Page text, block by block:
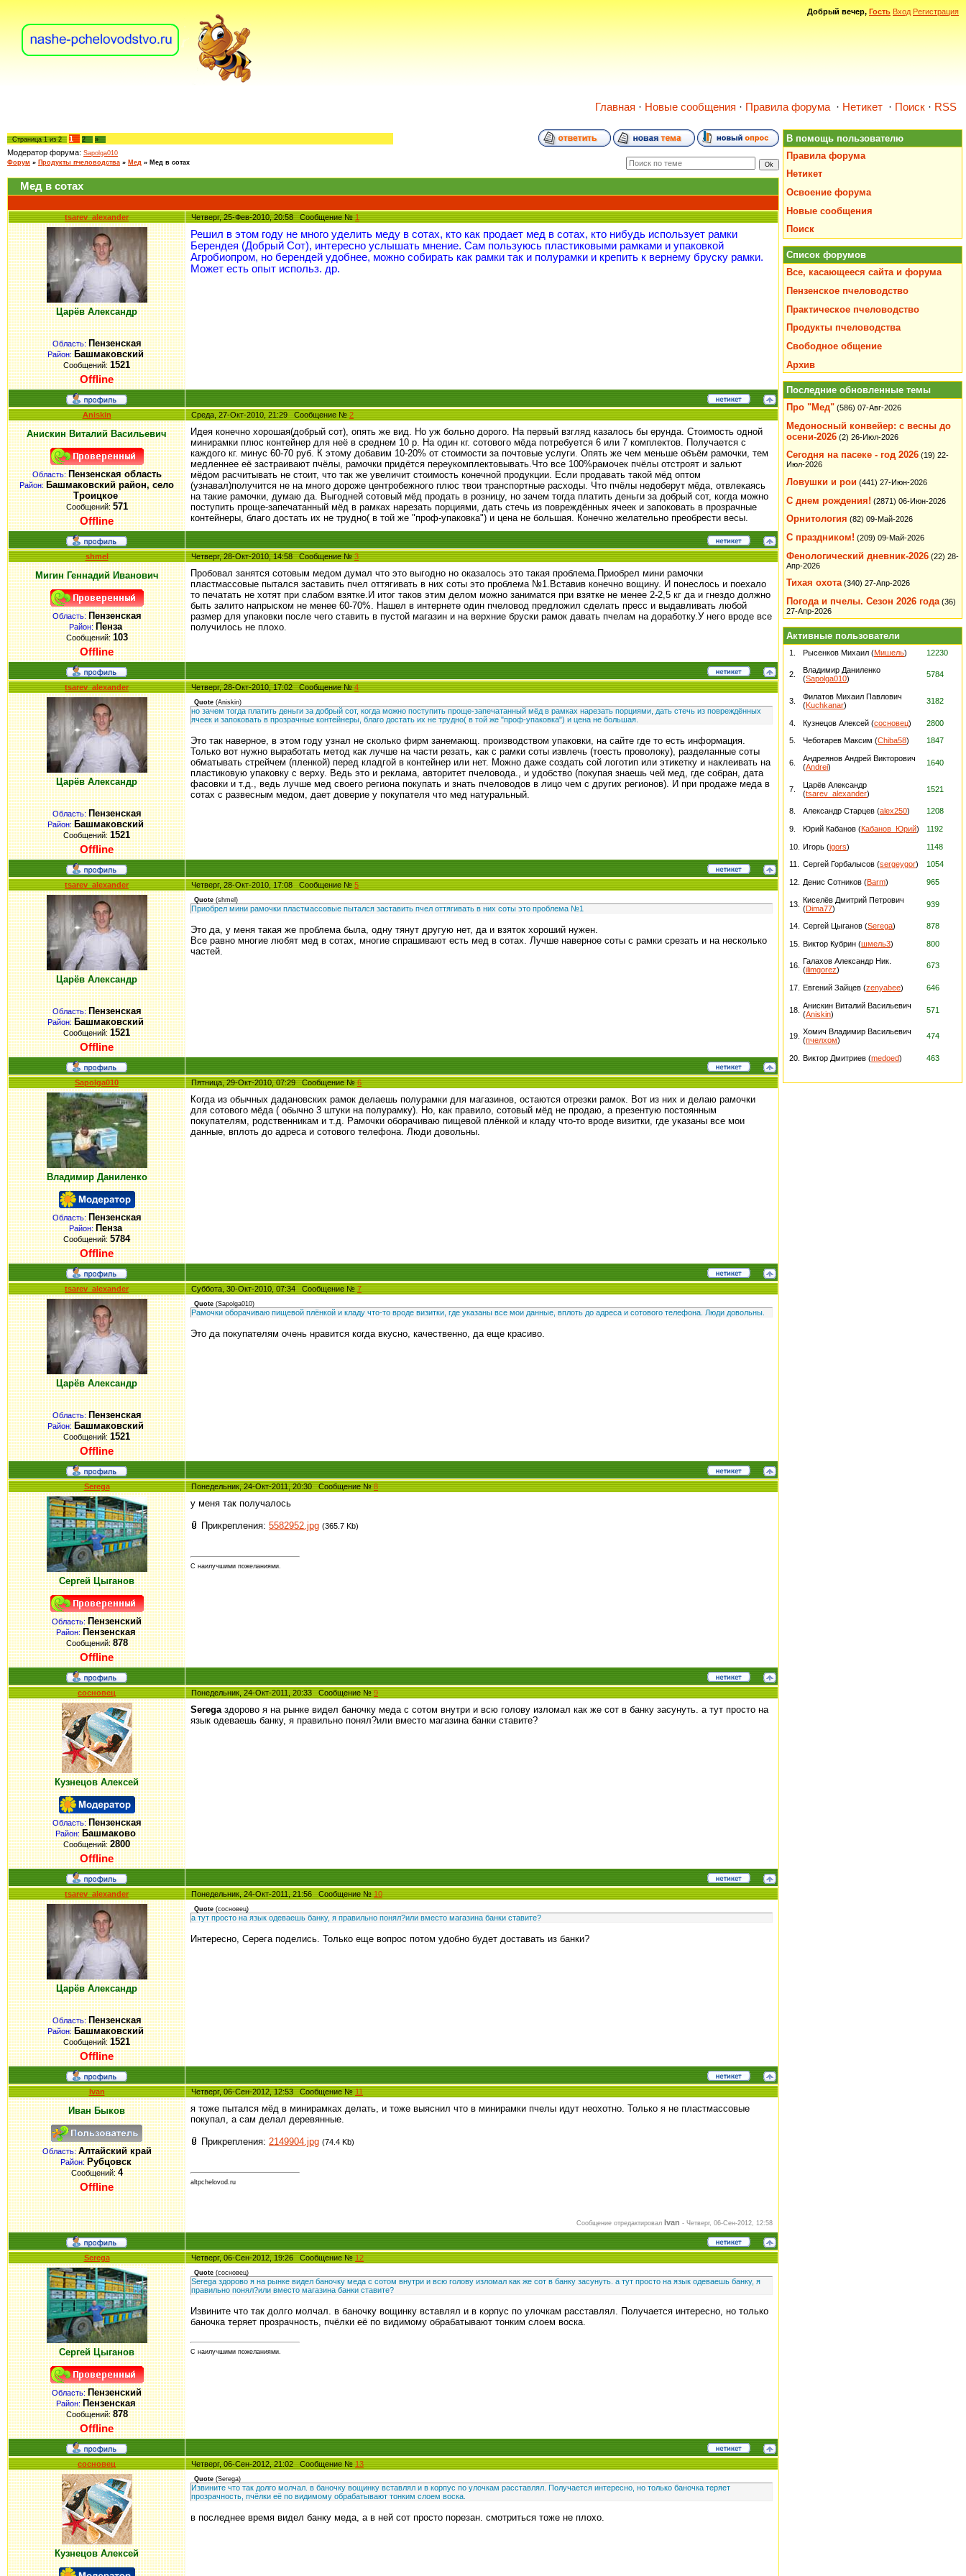
Добрый вечер, Гость Вход Регистрация
Главная · Новые сообщения · Правила форума · Нетикет · Поиск · RSS
Страница1из2 1 2 »
Модератор форума: Sapolga010
Форум » Продукты пчеловодства » Мед » Мед в сотах
Мед в сотах
tsarev_alexander Четверг, 25-Фев-2010, 20:58 Сообщение № 1
Царёв Александр
Область:Пензенская
Район: Башмаковский
Сообщений:1521
Offline
Решил в этом году не много уделить меду в сотах, кто как продает мед в сотах, кто нибудь использует рамки
Берендея (Добрый Сот), интересно услышать мнение. Сам пользуюсь пластиковыми рамками и упаковкой
Агробиопром, но берендей удобнее, можно собирать как рамки так и полурамки и крепить к вернему бруску рамки.
Может есть опыт использ. др.
Aniskin Среда, 27-Окт-2010, 21:29 Сообщение № 2
Анискин Виталий Васильевич
Область:Пензенская область
Район: Башмаковский район, село
Троицкое
Сообщений:571
Offline
Идея конечно хорошая(добрый сот), опять же вид. Но уж больно дорого. На первый взгляд казалось бы ерунда. Стоимость одной
минирамки плюс контейнер для неё в среднем 10 р. На один кг. сотового мёда потребуется 6 или 7 комплектов. Получается с
каждого кг. минус 60-70 руб. К этому добавим 10-20% от стоимости за почтовые услуги. Опять же чем меньше объём рамочки, тем
медленнее её застраивают пчёлы, рамочки придётся переукомплектовывать.Что все 100%рамочек пчёлы отстроят и зальют
мёдом расчитывать не стоит, что так же увеличит стоимость конечной продукции. Если продавать такой мёд оптом
(узнавал)получится не на много дороже центробежного плюс твои транспортные расходы. Что пчёлы недоберут мёда, отвлекаясь
на такие рамочки, думаю да. Выгодней сотовый мёд продать в розницу, но зачем тогда платить деньги за добрый сот, когда можно
поступить проще-запечатанный мёд в рамках нарезать порциями, дать стечь из повреждённых ячеек и запоковать в прозрачные
контейнеры, благо достать их не трудно( в той же "проф-упаковка") и цена не большая. Конечно желательно преобрести весы.
shmel Четверг, 28-Окт-2010, 14:58 Сообщение №3
Мигин Геннадий Иванович
Область:Пензенская
Район: Пенза
Сообщений:103
Offline
Пробовал занятся сотовым медом думал что это выгодно но оказалось это такая проблема.Приобрел мини рамочки
пластмассовые пытался заставить пчел оттягивать в них соты это проблема №1.Вставив конечно вощину. И понеслось и поехало
то печатать не хотят при слабом взятке.И итог таков этим делом можно заниматся при взятке не менее 2-2,5 кг да и гнездо должно
быть залито напрыском не менее 60-70%. Нашел в интернете один пчеловод предложил сделать пресс и выдавливать любой
размер для упаковки после чего ставить в пустой магазин и на верхние бруски рамок давать пчелам на доработку.У него вроде все
получилось не плохо.
tsarev_alexander Четверг, 28-Окт-2010, 17:02 Сообщение №4
Царёв Александр
Область:Пензенская
Район: Башмаковский
Сообщений:1521
Offline
Quote (Aniskin)
но зачем тогда платить деньги за добрый сот, когда можно поступить проще-запечатанный мёд в рамках нарезать порциями, дать стечь из повреждённых
ячеек и запоковать в прозрачные контейнеры, благо достать их не трудно( в той же "проф-упаковка") и цена не большая.
Это так наверное, в этом году узнал не сколько фирм занемающ. производством упаковки, на сайте где то есть информация.
Только вот нужно выработать метод как лучше на части резать, как с рамки соты извлечь (тоесть проволоку), разделанные соты
обматывать стрейчем (пленкой) перед кладгой в контейнер или нет. Можно даже создать сой логотип или этикетку и наклеивать на
пластиковую упаковку с верху. Ведь это и реклама, авторитет пчеловода., и удобство (покупая знаешь чей мед, где собран, дата
фасовки и т.д., ведь лучше мед своего региона покупать и знать пчеловодов в лицо чем с других регионов). И при продаже меда в
сотах с развесным медом, дает доверие у покупателя что мед натуральный.
tsarev_alexander Четверг, 28-Окт-2010, 17:08 Сообщение №5
Царёв Александр
Область:Пензенская
Район: Башмаковский
Сообщений:1521
Offline
Quote (shmel )
Приобрел мини рамочки пластмассовые пытался заставить пчел оттягивать в них соты это проблема №1
Это да, у меня такая же проблема была, одну тянут другую нет, да и взяток хороший нужен.
Все равно многие любят мед в сотах, многие спрашивают есть мед в сотах. Лучше наверное соты с рамки срезать и на несколько
частей.
Sapolga010 Пятница, 29-Окт-2010, 07:29 Сообщение №6
Владимир Даниленко
Область:Пензенская
Район: Пенза
Сообщений:5784
Offline
Когда из обычных дадановских рамок делаешь полурамки для магазинов, остаются отрезки рамок. Вот из них и делаю рамочки
для сотового мёда ( обычно 3 штуки на полурамку). Но, как правило, сотовый мёд не продаю, а презентую постоянным
покупателям, родственникам и т.д. Рамочки оборачиваю пищевой плёнкой и кладу что-то вроде визитки, где указаны все мои
данные, вплоть до адреса и сотового телефона. Люди довольны.
tsarev_alexander Суббота, 30-Окт-2010, 07:34 Сообщение №7
Царёв Александр
Область:Пензенская
Район: Башмаковский
Сообщений:1521
Offline
Quote (Sapolga010)
Рамочки оборачиваю пищевой плёнкой и кладу что-то вроде визитки, где указаны все мои данные, вплоть до адреса и сотового телефона. Люди довольны.
Это да покупателям очень нравится когда вкусно, качественно, да еще красиво.
Serega Понедельник, 24-Окт-2011, 20:30 Сообщение №8
Сергей Цыганов
Область:Пензенский
Район: Пензенская
Сообщений:878
Offline
у меня так получалось
Прикрепления: 5582952.jpg (365.7 Kb)
С наилучшими пожеланиями.
сосновец Понедельник, 24-Окт-2011, 20:33 Сообщение №9
Кузнецов Алексей
Область:Пензенская
Район: Башмаково
Сообщений:2800
Offline
Seregaздорово я на рынке видел баночку меда с сотом внутри и всю голову изломал как же сот в банку засунуть. а тут просто на
язык одеваешь банку, я правильно понял?или вместо магазина банки ставите?
tsarev_alexander Понедельник, 24-Окт-2011, 21:56 Сообщение №10
Царёв Александр
Область:Пензенская
Район: Башмаковский
Сообщений:1521
Offline
Quote (сосновец)
а тут просто на язык одеваешь банку, я правильно понял?или вместо магазина банки ставите?
Интересно, Серега поделись. Только еще вопрос потом удобно будет доставать из банки?
Ivan Четверг, 06-Сен-2012, 12:53 Сообщение №11
Иван Быков
Область:Алтайский край
Район: Рубцовск
Сообщений:4
Offline
я тоже пытался мёд в минирамках делать, и тоже выяснил что в минирамки пчелы идут неохотно. Только я не пластмассовые
покупал, а сам делал деревянные.
Прикрепления: 2149904.jpg (74.4 Kb)
altpchelovod.ru
Сообщение отредактировал Ivan - Четверг, 06-Сен-2012, 12:58
Serega Четверг, 06-Сен-2012, 19:26 Сообщение №12
Сергей Цыганов
Область:Пензенский
Район: Пензенская
Сообщений:878
Offline
Quote (сосновец)
Serega здорово я на рынке видел баночку меда с сотом внутри и всю голову изломал как же сот в банку засунуть. а тут просто на язык одеваешь банку, я
правильно понял?или вместо магазина банки ставите?
Извините что так долго молчал. в баночку вощинку вставлял и в корпус по улочкам расставлял. Получается интересно, но только
баночка теряет прозрачность, пчёлки её по видимому обрабатывают тонким слоем воска.
С наилучшими пожеланиями.
сосновец Четверг, 06-Сен-2012, 21:02 Сообщение №13
Кузнецов Алексей
Quote (Serega)
Извините что так долго молчал. в баночку вощинку вставлял и в корпус по улочкам расставлял. Получается интересно, но только баночка теряет
прозрачность, пчёлки её по видимому обрабатывают тонким слоем воска.
в последнее время видел банку меда, а в ней сот просто порезан. смотриться тоже не плохо.
В помощь пользователю
Правила форума
Нетикет
Освоение форума
Новые сообщения
Поиск
Список форумов
Все, касающееся сайта и форума
Пензенское пчеловодство
Практическое пчеловодство
Продукты пчеловодства
Свободное общение
Архив
Последние обновленные темы
Про "Мед" (586) 07-Авг-2026
Медоносный конвейер: с весны до
осени-2026 (2) 26-Июл-2026
Сегодня на пасеке - год 2026 (19) 22-
Июл-2026
Ловушки и рои (441) 27-Июн-2026
С днем рождения! (2871) 06-Июн-2026
Орнитология (82) 09-Май-2026
С праздником! (209) 09-Май-2026
Фенологический дневник-2026 (22) 28-
Апр-2026
Тихая охота (340) 27-Апр-2026
Погода и пчелы. Сезон 2026 года (36)
27-Апр-2026
Активные пользователи
1. Рысенков Михаил (Мишель) 12230
2.
Владимир Даниленко
(Sapolga010) 5784
3.
Филатов Михаил Павлович
(Kuchkanar) 3182
4. Кузнецов Алексей (сосновец) 2800
5. Чеботарев Максим (Chiba58) 1847
6.
Андреянов Андрей Викторович
(Andrei) 1640
7.
Царёв Александр
(tsarev_alexander) 1521
8. Александр Старцев (alex250) 1208
9. Юрий Кабанов (Кабанов_Юрий) 1192
10. Игорь (igors) 1148
11. Сергей Горбалысов (sergeygor) 1054
12. Денис Сотников (Barm) 965
13. Киселёв Дмитрий Петрович
(Dima77) 939
14. Сергей Цыганов (Serega) 878
15. Виктор Кубрин (шмель3) 800
16. Галахов Александр Ник.
(ilimgorez) 673
17. Евгений Зайцев (zenyabee) 646
18. Анискин Виталий Васильевич
(Aniskin) 571
19. Хомич Владимир Васильевич
(пчелхом) 474
20. Виктор Дмитриев (medoed) 463